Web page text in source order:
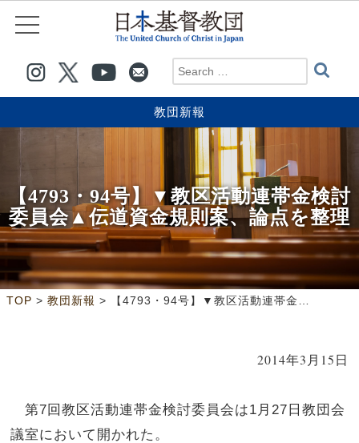
教団新報
【4793・94号】▼教区活動連帯金検討
委員会▲伝道資金規則案、論点を整理
TOP > 教団新報 > 【4793・94号】▼教区活動連帯金検討委員会▲伝道資金規則案、論点を整理
2014年3月15日
第7回教区活動連帯金検討委員会は1月27日教団会
議室において開かれた。